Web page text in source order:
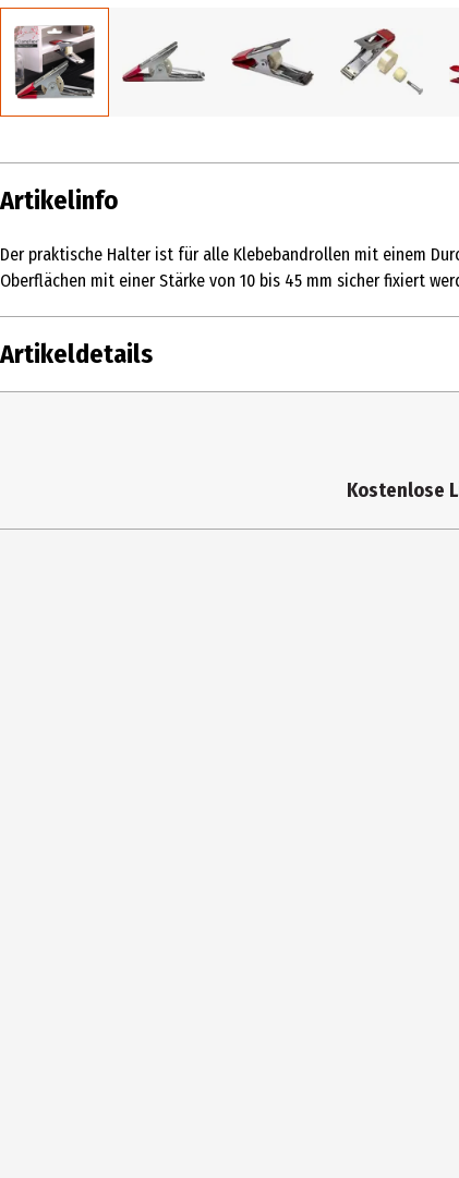
Artikelinfo
Der praktische Halter ist für alle Klebebandrollen mit einem
Oberflächen mit einer Stärke von 10 bis 45 mm sicher fixiert
Artikeldetails
Kostenlose